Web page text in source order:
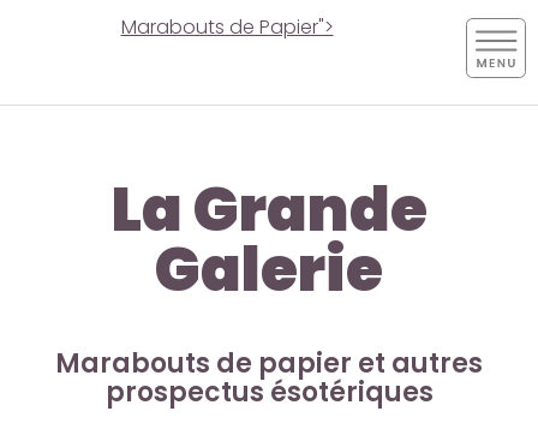
Marabouts de Papier">
La Grande
Galerie
Marabouts de papier et autres
prospectus ésotériques